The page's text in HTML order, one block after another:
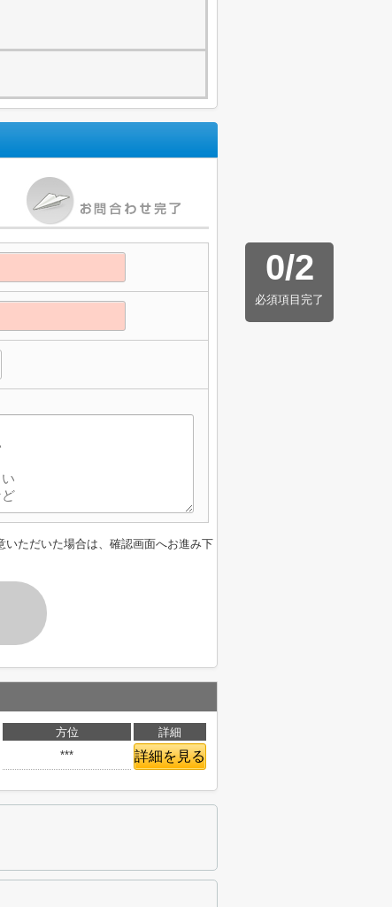
0/2
必須項目完了
ただいた場合は、確認画面へお進み下
方位
詳細
*** 詳細を見る